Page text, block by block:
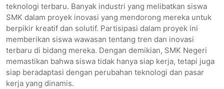
teknologi terbaru. Banyak industri yang melibatkan siswa
SMK dalam proyek inovasi yang mendorong mereka untuk
berpikir kreatif dan solutif. Partisipasi dalam proyek ini
memberikan siswa wawasan tentang tren dan inovasi
terbaru di bidang mereka. Dengan demikian, SMK Negeri
memastikan bahwa siswa tidak hanya siap kerja, tetapi juga
siap beradaptasi dengan perubahan teknologi dan pasar
kerja yang dinamis.